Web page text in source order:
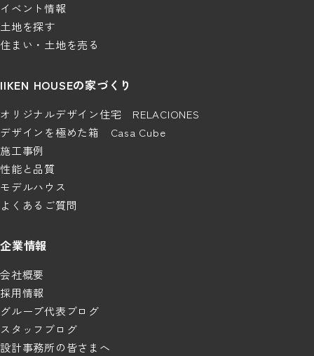
イベント情報
土地を探す
住まい・土地を売る
IIKEN HOUSEの家づくり
オリジナルデザイン住宅 RELACIONES
デザインを極めた箱 Casa Cube
施工事例
性能と品質
モデルハウス
よくあるご質問
企業情報
会社概要
採用情報
グループ代表ブログ
スタッフブログ
設計事務所の皆さまへ